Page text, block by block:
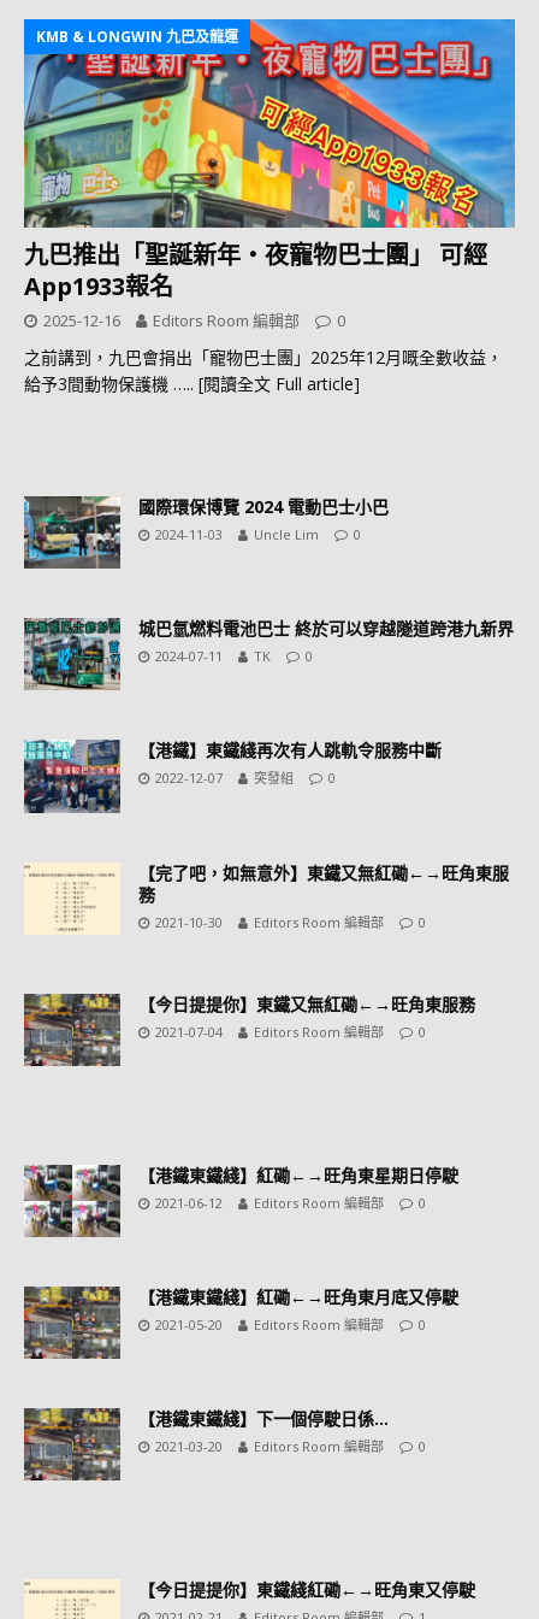
KMB & LONGWIN 九巴及龍運
九巴推出「聖誕新年‧夜寵物巴士團」 可經
App1933報名
2025-12-16 Editors Room 編輯部 0
之前講到，九巴會捐出「寵物巴士團」2025年12月嘅全數收益，
給予3間動物保護機 ….. [閱讀全文 Full article]
國際環保博覽 2024 電動巴士小巴
2024-11-03 Uncle Lim 0
城巴氫燃料電池巴士 終於可以穿越隧道跨港九新界
2024-07-11 TK 0
【港鐵】東鐵綫再次有人跳軌令服務中斷
2022-12-07 突發組 0
【完了吧，如無意外】東鐵又無紅磡←→旺角東服
務
2021-10-30 Editors Room 編輯部 0
【今日提提你】東鐵又無紅磡←→旺角東服務
2021-07-04 Editors Room 編輯部 0
【港鐵東鐵綫】紅磡←→旺角東星期日停駛
2021-06-12 Editors Room 編輯部 0
【港鐵東鐵綫】紅磡←→旺角東月底又停駛
2021-05-20 Editors Room 編輯部 0
【港鐵東鐵綫】下一個停駛日係…
2021-03-20 Editors Room 編輯部 0
【今日提提你】東鐵綫紅磡←→旺角東又停駛